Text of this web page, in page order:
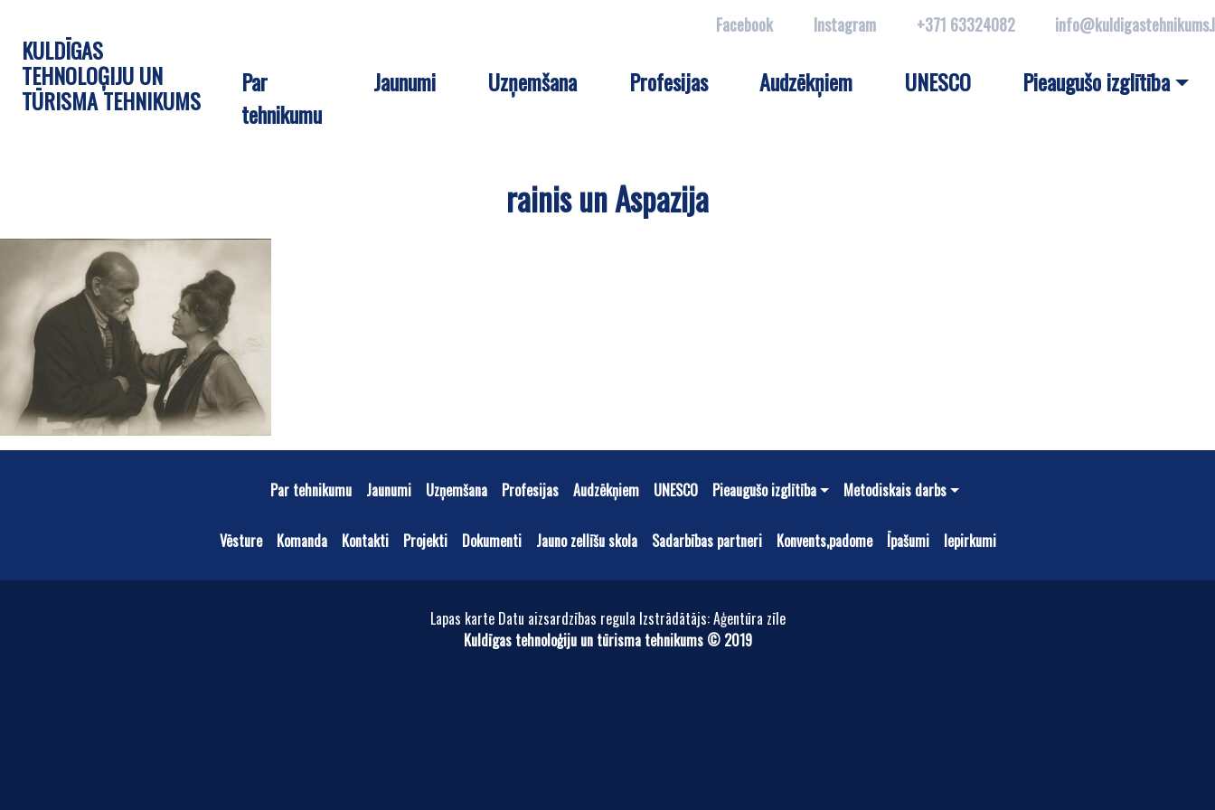
KULDĪGAS
TEHNOLOĢIJU UN
TŪRISMA TEHNIKUMS
Facebook Instagram +371 63324082
Par
tehnikumu
Jaunumi Uzņemšana Profesijas Audzēkņiem UNESCO Pieaugušo izglītība
rainis un Aspazija
Par tehnikumu Jaunumi Uzņemšana Profesijas Audzēkņiem UNESCO Pieaugušo izglītība Metodiskais darbs
Vēsture Komanda Kontakti Projekti Dokumenti Jauno zellīšu skola Sadarbības partneri Konvents,padome Īpašumi Iepirkumi
Lapas karte Datu aizsardzības regula Izstrādātājs: Aģentūra zīle
Kuldīgas tehnoloģiju un tūrisma tehnikums © 2019